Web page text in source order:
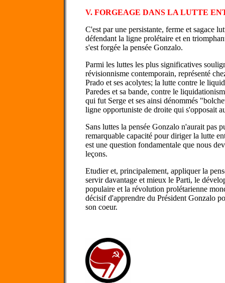
V. FORGEAGE DANS LA LUTTE
C'est par une persistante, ferme et sagace
défendant la ligne prolétaire et en
s'est forgée la pensée Gonzalo.
Parmi les luttes les plus significatives
révisionnisme contemporain, représenté
Prado et ses acolytes; la lutte contre le
Paredes et sa bande, contre le
qui fut Serge et ses ainsi dénommés
ligne opportuniste de droite qui s'opposait
Sans luttes la pensée Gonzalo n'aurait pas
remarquable capacité pour diriger la lutte
est une question fondamentale que nous
leçons.
Etudier et, principalement, appliquer la
servir davantage et mieux le Parti, le
populaire et la révolution prolétarienne
décisif d'apprendre du Président Gonzalo
son coeur.